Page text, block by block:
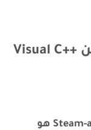
4- قم بتثبيت أحدث إصدار من Visual C++
برنامج آخر تحتاجه لإصلاح خطأ Steam-api DLL هو